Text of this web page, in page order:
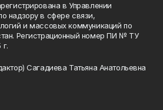
в Управлении
надзору в сфере связи,
и массовых коммуникаций по
Регистрационный номер ПИ № ТУ
г.
Сагадиева Татьяна Анатольевна